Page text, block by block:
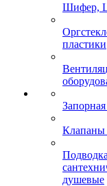
Шифер,
пластики
Клапаны
Подводка
душевые